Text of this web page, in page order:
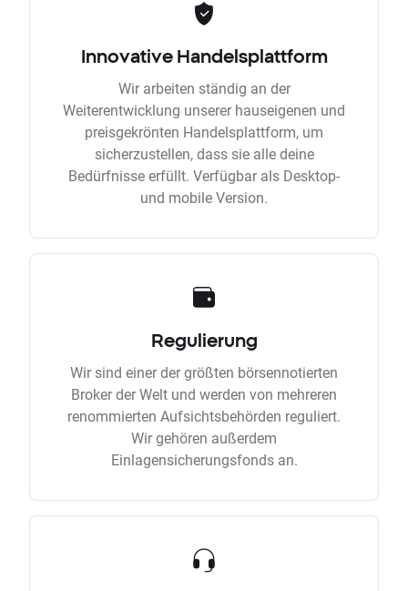
Innovative Handelsplattform
Wir arbeiten ständig an der
Weiterentwicklung unserer hauseigenen und
preisgekrönten Handelsplattform, um
sicherzustellen, dass sie alle deine
Bedürfnisse erfüllt. Verfügbar als Desktop-
und mobile Version.
Regulierung
Wir sind einer der größten börsennotierten
Broker der Welt und werden von mehreren
renommierten Aufsichtsbehörden reguliert.
Wir gehören außerdem
Einlagensicherungsfonds an.